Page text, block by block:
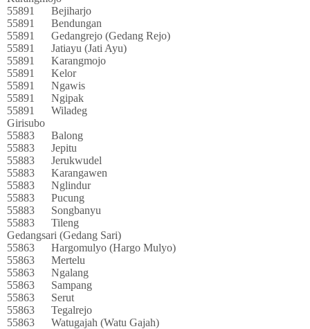
55891
Bejiharjo
55891
Bendungan
55891
Gedangrejo (Gedang Rejo)
55891
Jatiayu (Jati Ayu)
55891
Karangmojo
55891
Kelor
55891
Ngawis
55891
Ngipak
55891
Wiladeg
Girisubo
55883
Balong
55883
Jepitu
55883
Jerukwudel
55883
Karangawen
55883
Nglindur
55883
Pucung
55883
Songbanyu
55883
Tileng
Gedangsari (Gedang Sari)
55863
Hargomulyo (Hargo Mulyo)
55863
Mertelu
55863
Ngalang
55863
Sampang
55863
Serut
55863
Tegalrejo
55863
Watugajah (Watu Gajah)